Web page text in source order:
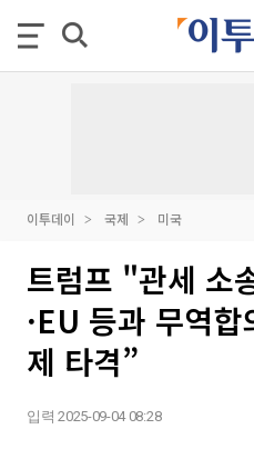
이투데이 국제 미국
트럼프 "관세 소
·EU 등과 무역
제 타격”
입력 2025-09-04 08:28